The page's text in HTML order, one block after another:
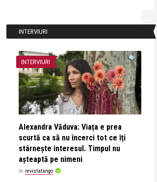
INTERVIURI
INTERVIURI
Alexandra Văduva: Viața e prea
scurtă ca să nu încerci tot ce îți
stârnește interesul. Timpul nu
așteaptă pe nimeni
de revistatango